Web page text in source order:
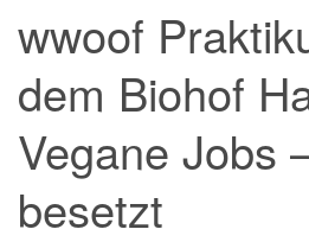
wwoof
dem Biohof
Vegane Jobs
besetzt